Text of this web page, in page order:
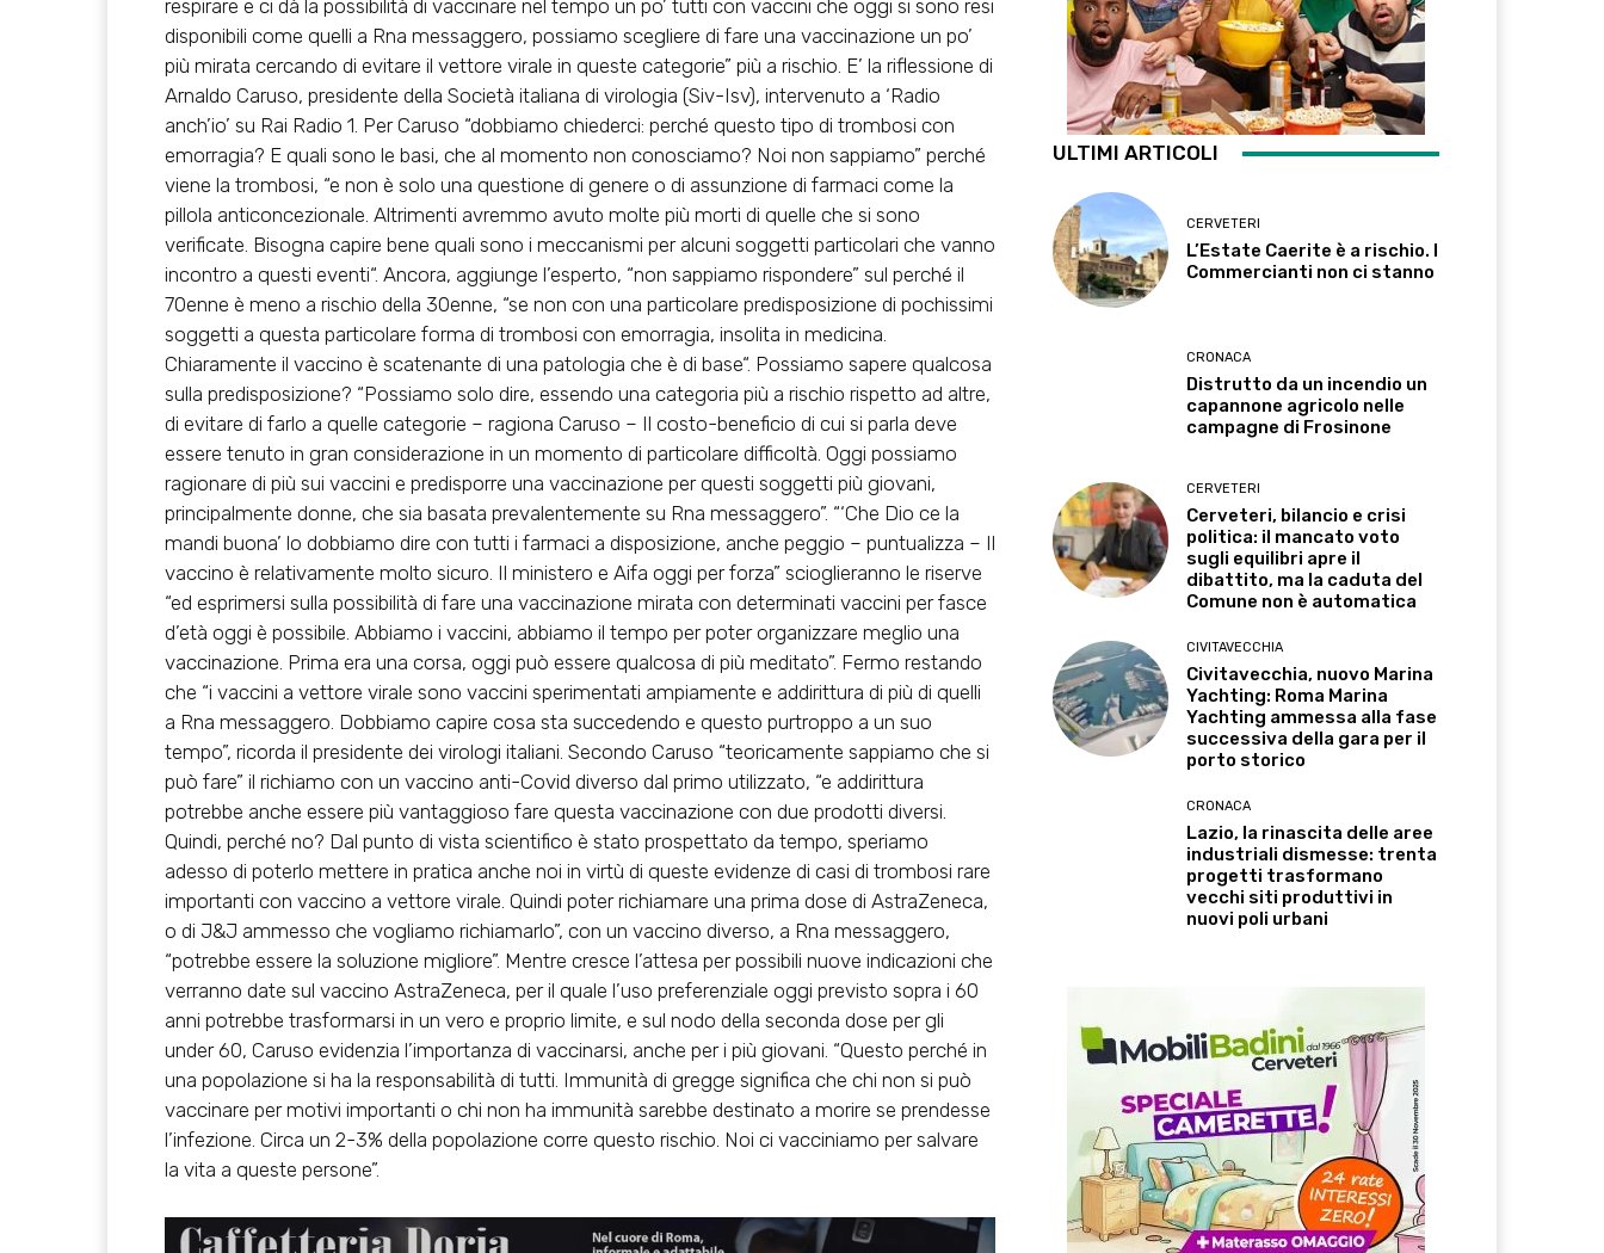
respirare e ci dà la possibilità di vaccinare nel tempo un po’ tutti con vaccini che oggi si sono resi
disponibili come quelli a Rna messaggero, possiamo scegliere di fare una vaccinazione un po’
più mirata cercando di evitare il vettore virale in queste categorie” più a rischio. E’ la riflessione di
Arnaldo Caruso, presidente della Società italiana di virologia (Siv-Isv), intervenuto a ‘Radio
anch’io’ su Rai Radio 1. Per Caruso “dobbiamo chiederci: perché questo tipo di trombosi con
emorragia? E quali sono le basi, che al momento non conosciamo? Noi non sappiamo” perché
viene la trombosi, “e non è solo una questione di genere o di assunzione di farmaci come la
pillola anticoncezionale. Altrimenti avremmo avuto molte più morti di quelle che si sono
verificate. Bisogna capire bene quali sono i meccanismi per alcuni soggetti particolari che vanno
incontro a questi eventi“. Ancora, aggiunge l’esperto, “non sappiamo rispondere” sul perché il
70enne è meno a rischio della 30enne, “se non con una particolare predisposizione di pochissimi
soggetti a questa particolare forma di trombosi con emorragia, insolita in medicina.
Chiaramente il vaccino è scatenante di una patologia che è di base“. Possiamo sapere qualcosa
sulla predisposizione? “Possiamo solo dire, essendo una categoria più a rischio rispetto ad altre,
di evitare di farlo a quelle categorie – ragiona Caruso – Il costo-beneficio di cui si parla deve
essere tenuto in gran considerazione in un momento di particolare difficoltà. Oggi possiamo
ragionare di più sui vaccini e predisporre una vaccinazione per questi soggetti più giovani,
principalmente donne, che sia basata prevalentemente su Rna messaggero”. “‘Che Dio ce la
mandi buona’ lo dobbiamo dire con tutti i farmaci a disposizione, anche peggio – puntualizza – Il
vaccino è relativamente molto sicuro. Il ministero e Aifa oggi per forza” scioglieranno le riserve
“ed esprimersi sulla possibilità di fare una vaccinazione mirata con determinati vaccini per fasce
d’età oggi è possibile. Abbiamo i vaccini, abbiamo il tempo per poter organizzare meglio una
vaccinazione. Prima era una corsa, oggi può essere qualcosa di più meditato”. Fermo restando
che “i vaccini a vettore virale sono vaccini sperimentati ampiamente e addirittura di più di quelli
a Rna messaggero. Dobbiamo capire cosa sta succedendo e questo purtroppo a un suo
tempo”, ricorda il presidente dei virologi italiani. Secondo Caruso “teoricamente sappiamo che si
può fare” il richiamo con un vaccino anti-Covid diverso dal primo utilizzato, “e addirittura
potrebbe anche essere più vantaggioso fare questa vaccinazione con due prodotti diversi.
Quindi, perché no? Dal punto di vista scientifico è stato prospettato da tempo, speriamo
adesso di poterlo mettere in pratica anche noi in virtù di queste evidenze di casi di trombosi rare
importanti con vaccino a vettore virale. Quindi poter richiamare una prima dose di AstraZeneca,
o di J&J ammesso che vogliamo richiamarlo”, con un vaccino diverso, a Rna messaggero,
“potrebbe essere la soluzione migliore”. Mentre cresce l’attesa per possibili nuove indicazioni che
verranno date sul vaccino AstraZeneca, per il quale l’uso preferenziale oggi previsto sopra i 60
anni potrebbe trasformarsi in un vero e proprio limite, e sul nodo della seconda dose per gli
under 60, Caruso evidenzia l’importanza di vaccinarsi, anche per i più giovani. “Questo perché in
una popolazione si ha la responsabilità di tutti. Immunità di gregge significa che chi non si può
vaccinare per motivi importanti o chi non ha immunità sarebbe destinato a morire se prendesse
l’infezione. Circa un 2-3% della popolazione corre questo rischio. Noi ci vacciniamo per salvare
la vita a queste persone”.
ULTIMI ARTICOLI
CERVETERI
L’Estate Caerite è a rischio. I
Commercianti non ci stanno
CRONACA
Distrutto da un incendio un
capannone agricolo nelle
campagne di Frosinone
CERVETERI
Cerveteri, bilancio e crisi
politica: il mancato voto
sugli equilibri apre il
dibattito, ma la caduta del
Comune non è automatica
CIVITAVECCHIA
Civitavecchia, nuovo Marina
Yachting: Roma Marina
Yachting ammessa alla fase
successiva della gara per il
porto storico
CRONACA
Lazio, la rinascita delle aree
industriali dismesse: trenta
progetti trasformano
vecchi siti produttivi in
nuovi poli urbani